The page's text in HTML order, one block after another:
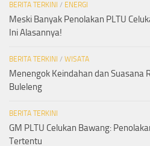
BERITA TERKINI / ENERGI
Meski Banyak Penolakan PLTU
Ini Alasannya!
BERITA TERKINI / WISATA
Menengok Keindahan dan Suasana
Buleleng
BERITA TERKINI
GM PLTU Celukan Bawang:
Tertentu